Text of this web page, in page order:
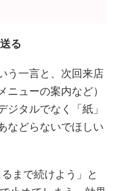
る
う一言と、次回来店
ューの案内など）
ジタルでなく「紙」
などらないでほしい
まで続けよう」と